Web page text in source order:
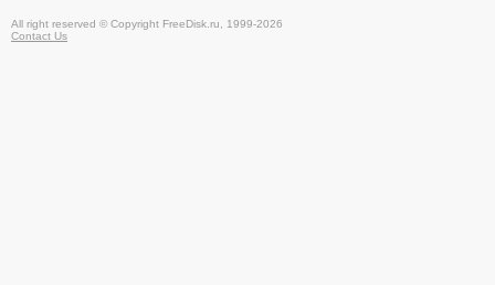
All right reserved © Copyright FreeDisk.ru, 1999-2026
Contact Us